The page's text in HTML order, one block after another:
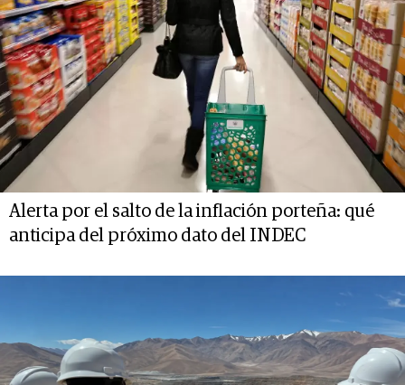
Alerta por el salto de la inflación porteña: qué
anticipa del próximo dato del INDEC